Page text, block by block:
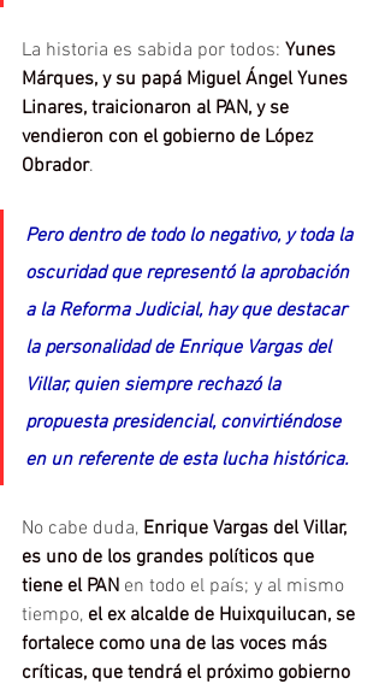
La historia es sabida por todos: Yunes
Márques, y su papá Miguel Ángel Yunes
Linares, traicionaron al PAN, y se
vendieron con el gobierno de López
Obrador.
Pero dentro de todo lo negativo, y toda la
oscuridad que representó la aprobación
a la Reforma Judicial, hay que destacar
la personalidad de Enrique Vargas del
Villar, quien siempre rechazó la
propuesta presidencial, convirtiéndose
en un referente de esta lucha histórica.
No cabe duda, Enrique Vargas del Villar,
es uno de los grandes políticos que
tiene el PAN en todo el país; y al mismo
tiempo, el ex alcalde de Huixquilucan, se
fortalece como una de las voces más
críticas, que tendrá el próximo gobierno